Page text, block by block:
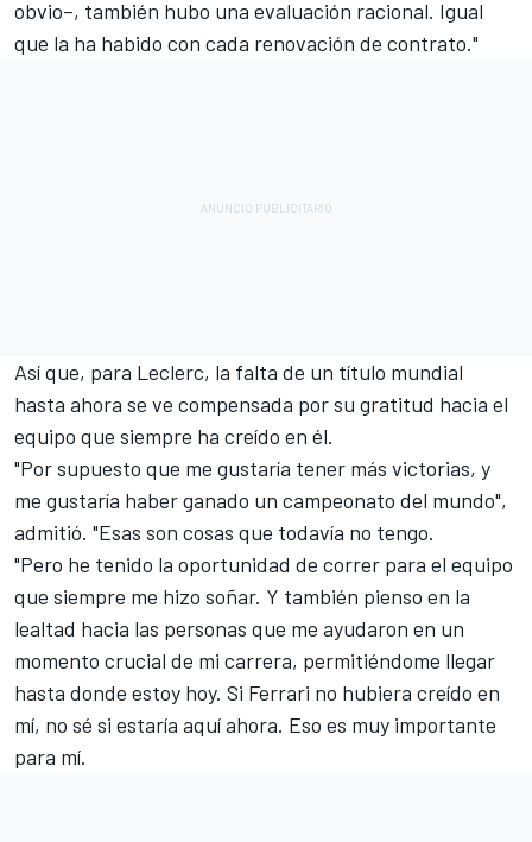
obvio–, también hubo una evaluación racional. Igual
que la ha habido con cada renovación de contrato."
Así que, para Leclerc, la falta de un título mundial
hasta ahora se ve compensada por su gratitud hacia el
equipo que siempre ha creído en él.
"Por supuesto que me gustaría tener más victorias, y
me gustaría haber ganado un campeonato del mundo",
admitió. "Esas son cosas que todavía no tengo.
"Pero he tenido la oportunidad de correr para el equipo
que siempre me hizo soñar. Y también pienso en la
lealtad hacia las personas que me ayudaron en un
momento crucial de mi carrera, permitiéndome llegar
hasta donde estoy hoy. Si Ferrari no hubiera creído en
mí, no sé si estaría aquí ahora. Eso es muy importante
para mí.